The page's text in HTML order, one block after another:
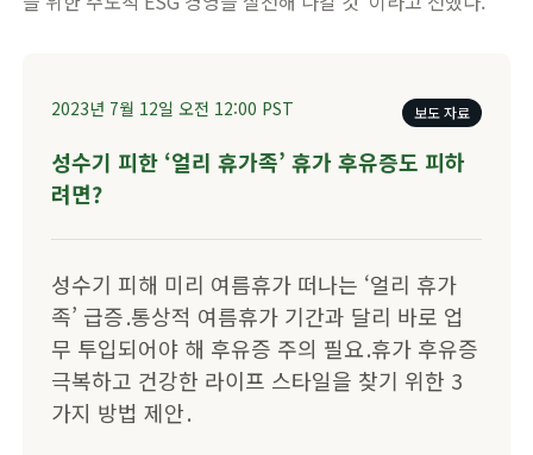
2023년 7월 12일오전 12:00 PST 보도 자료
​​성수기 피한 ‘얼리 휴가족’ 휴가 후유증도 피하
려면?​
​​성수기 피해 미리 여름휴가 떠나는 ‘얼리 휴가
족’ 급증 . ​통상적 여름휴가 기간과 달리 바로 업
무 투입되어야 해 후유증 주의 필요 . ​휴가 후유증
극복하고 건강한 라이프 스타일을 찾기 위한 3
가지 방법 제안 .